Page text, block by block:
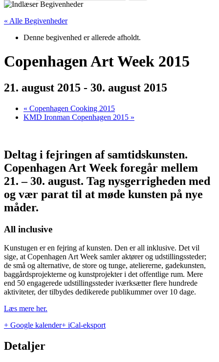
« Alle Begivenheder
Denne begivenhed er allerede afholdt.
Copenhagen Art Week 2015
21. august 2015 - 30. august 2015
« Copenhagen Cooking 2015
KMD Ironman Copenhagen 2015 »
Deltag i fejringen af samtidskunsten.
Copenhagen Art Week foregår mellem
21. – 30. august. Tag nysgerrigheden med
og vær parat til at møde kunsten på nye
måder.
All inclusive
Kunstugen er en fejring af kunsten. Den er all inklusive. Det vil
sige, at Copenhagen Art Week samler aktører og udstillingssteder;
de små og alternative, de store og tunge, ateliererne, gadekunsten,
baggårdsprojekterne og kunstprojekter i det offentlige rum. Mere
end 50 engagerede udstillingssteder iværksætter flere hundrede
aktiviteter, der tilbydes dedikerede publikummer over 10 dage.
Læs mere her.
+ Google kalender+ iCal-eksport
Detaljer